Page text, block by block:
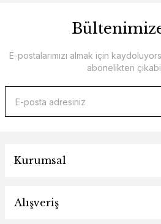
E-postalarımızı almak için
abonelikten
Kurumsal
Alışveriş